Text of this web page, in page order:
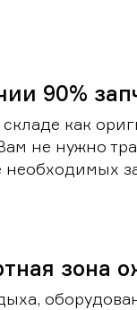
90%
как
не нужно
зона